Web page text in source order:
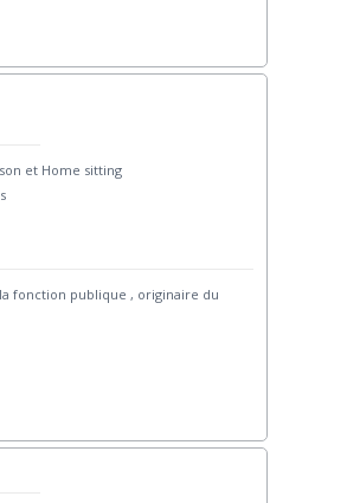
et Home sitting
fonction publique , originaire du